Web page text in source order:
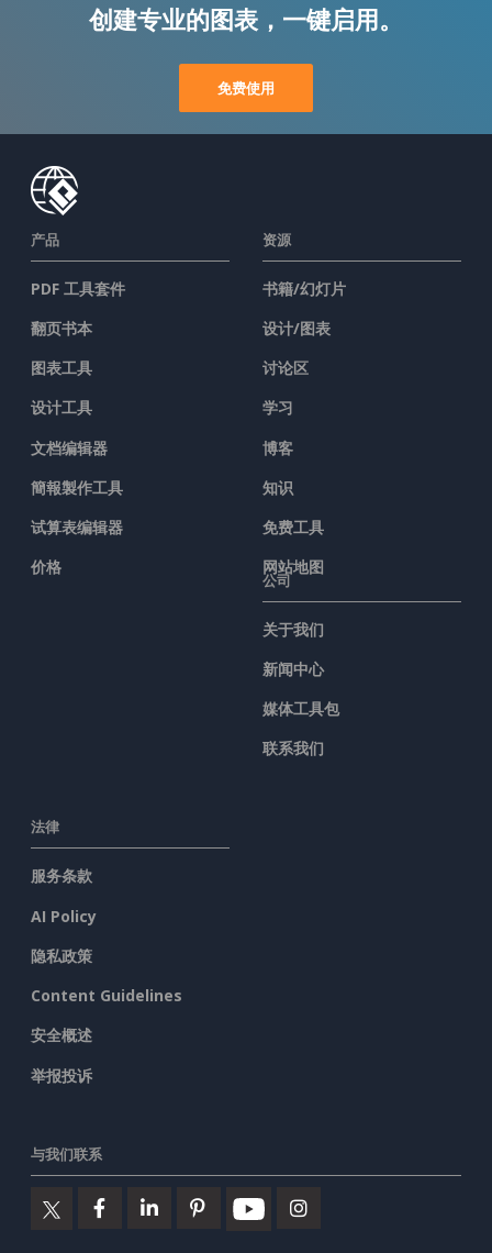
创建专业的图表，一键启用。
免费使用
产品
PDF 工具套件
翻页书本
图表工具
设计工具
文档编辑器
簡報製作工具
试算表编辑器
价格
资源
书籍/幻灯片
设计/图表
讨论区
学习
博客
知识
免费工具
网站地图
公司
关于我们
新闻中心
媒体工具包
联系我们
法律
服务条款
AI Policy
隐私政策
Content Guidelines
安全概述
举报投诉
与我们联系